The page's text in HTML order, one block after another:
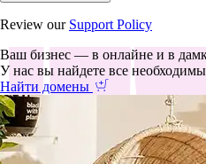
Review our Support Policy
Ваш бизнес — в онлайне и в
У нас вы найдете все
Найти домены